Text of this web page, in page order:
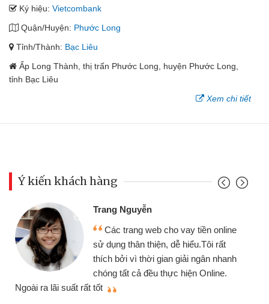
Ký hiệu: Vietcombank
Quận/Huyện: Phước Long
Tỉnh/Thành: Bạc Liêu
Ấp Long Thành, thị trấn Phước Long, huyện Phước Long,
tỉnh Bạc Liêu
Xem chi tiết
Ý kiến khách hàng
trang web cho vay tiền online
thân thiện, dễ hiểu.Tôi rất
vì thời gian giải ngân nhanh
cả đều thực hiện Online.
chiếc xe